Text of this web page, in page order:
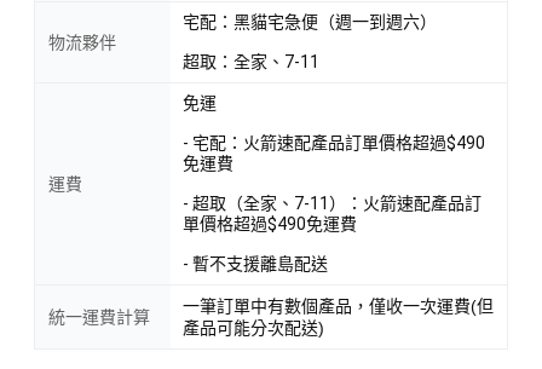
物流夥伴
宅配：黑貓宅急便（週一到週六）
超取：全家、7-11
運費
免運
- 宅配：火箭速配產品訂單價格超過$490
免運費
- 超取（全家、7-11）：火箭速配產品訂
單價格超過$490免運費
- 暫不支援離島配送
統一運費計算
一筆訂單中有數個產品，僅收一次運費(但
產品可能分次配送)